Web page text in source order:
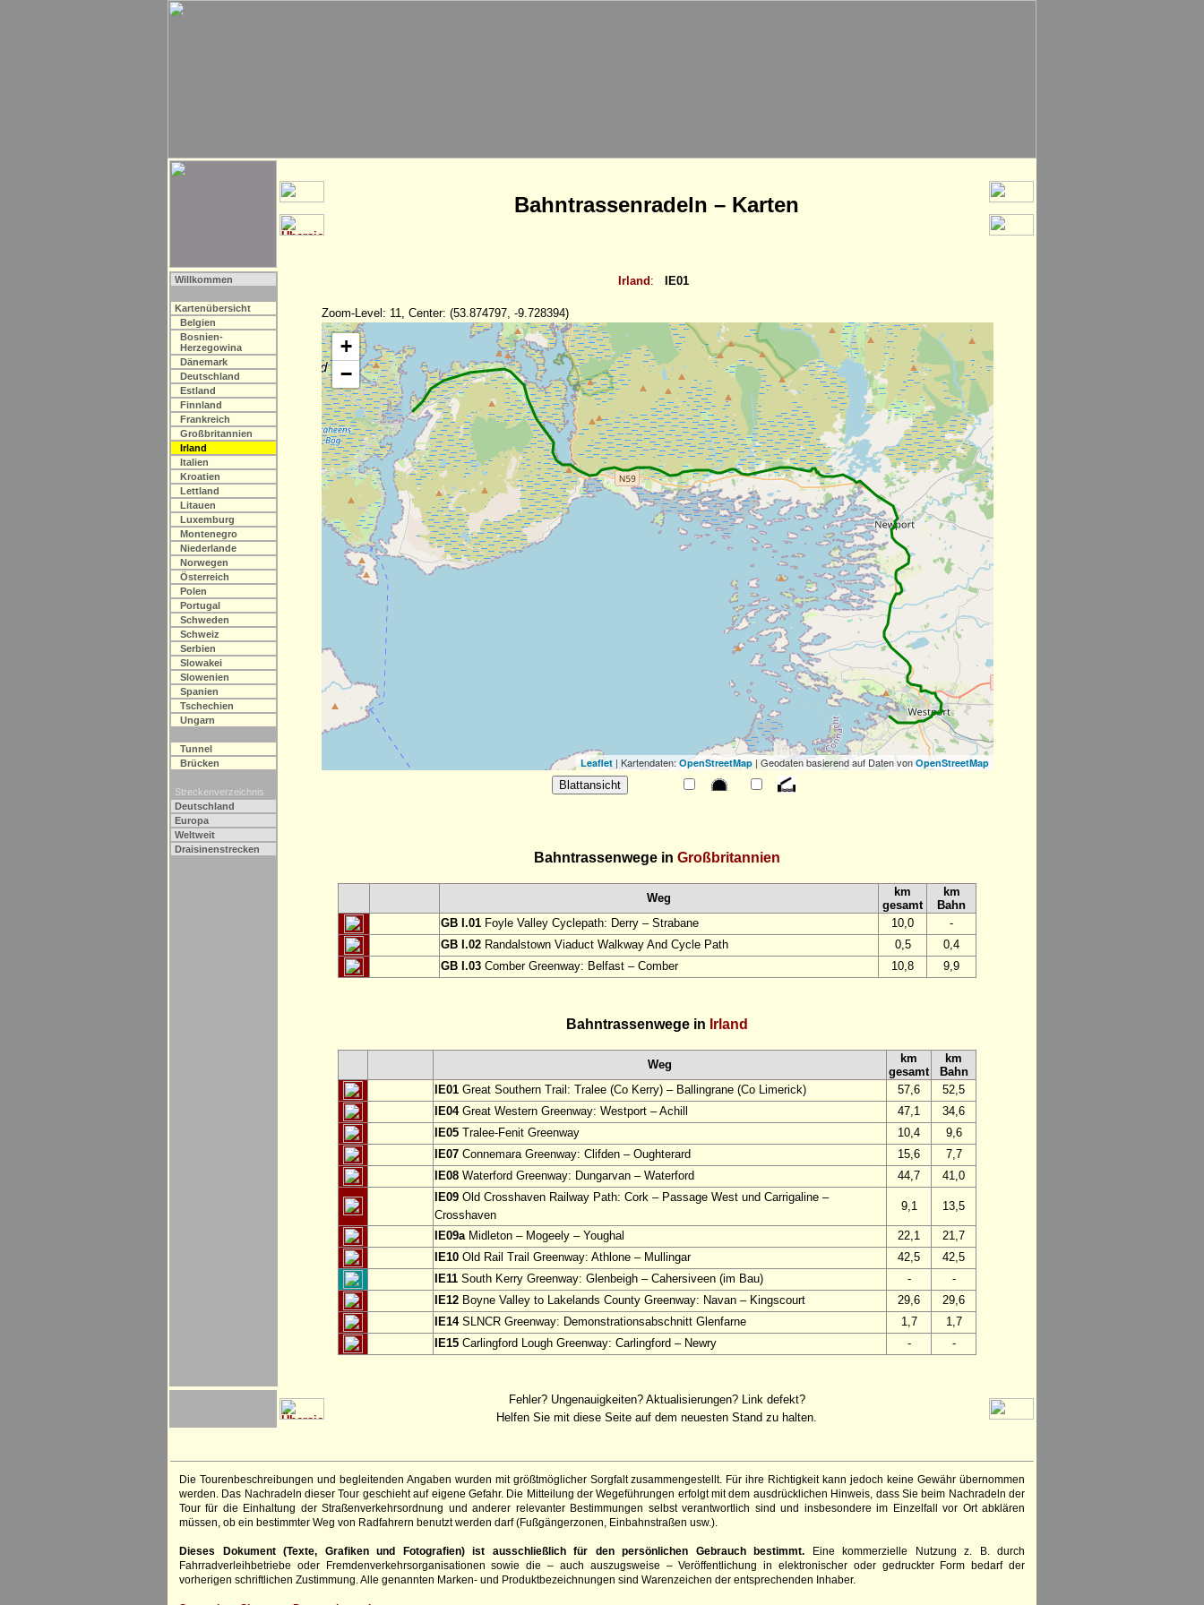
Bahntrassenradeln – Karten
Willkommen
Kartenübersicht
Belgien
Bosnien-
Herzegowina
Dänemark
Deutschland
Estland
Finnland
Frankreich
Großbritannien
Irland
Italien
Kroatien
Lettland
Litauen
Luxemburg
Montenegro
Niederlande
Norwegen
Österreich
Polen
Portugal
Schweden
Schweiz
Serbien
Slowakei
Slowenien
Spanien
Tschechien
Ungarn
Tunnel
Brücken
Streckenverzeichnis
Deutschland
Europa
Weltweit
Draisinenstrecken
Irland : IE01
Zoom-Level: 11, Center: (53.874797, -9.728394)
+
−
Leaflet| Kartendaten: OpenStreetMap| Geodaten basierend auf Daten von OpenStreetMap
Bahntrassenwege in Großbritannien
Weg
km
gesamt
km
Bahn
GB I.01 Foyle Valley Cyclepath: Derry – Strabane 10,0
-
GB I.02 Randalstown Viaduct Walkway And Cycle Path 0,5
0,4
GB I.03 Comber Greenway: Belfast – Comber 10,8 9,9
Bahntrassenwege in Irland
Weg
km
gesamt
km
Bahn
IE01 Great Southern Trail: Tralee (Co Kerry) – Ballingrane (Co Limerick) 57,6
52,5
IE04Great Western Greenway: Westport – Achill 47,1
34,6
IE05 Tralee-Fenit Greenway 10,4
9,6
IE07 Connemara Greenway: Clifden – Oughterard 15,6
7,7
IE08 Waterford Greenway: Dungarvan – Waterford 44,7
41,0
IE09 Old Crosshaven Railway Path: Cork – Passage West und Carrigaline –
Crosshaven
9,1 13,5
IE09aMidleton – Mogeely – Youghal 22,1
21,7
IE10 Old Rail Trail Greenway: Athlone – Mullingar 42,5
42,5
IE11 South Kerry Greenway: Glenbeigh – Cahersiveen (im Bau) -
-
IE12 Boyne Valley to Lakelands County Greenway: Navan – Kingscourt 29,6
29,6
IE14SLNCR Greenway: Demonstrationsabschnitt Glenfarne 1,7
1,7
IE15 Carlingford Lough Greenway: Carlingford – Newry - -
Fehler? Ungenauigkeiten? Aktualisierungen? Link defekt?
Helfen Sie mit diese Seite auf dem neuesten Stand zu halten.
Die Tourenbeschreibungen und begleitenden Angaben wurden mit größtmöglicher Sorgfalt zusammengestellt. Für ihre Richtigkeit kann jedoch keine Gewähr übernommen
werden. Das Nachradeln dieser Tour geschieht auf eigene Gefahr. Die Mitteilung der Wegeführungen erfolgt mit dem ausdrücklichen Hinweis, dass Sie beim Nachradeln der
Tour für die Einhaltung der Straßenverkehrsordnung und anderer relevanter Bestimmungen selbst verantwortlich sind und insbesondere im Einzelfall vor Ort abklären
müssen, ob ein bestimmter Weg von Radfahrern benutzt werden darf (Fußgängerzonen, Einbahnstraßen usw.).
Dieses Dokument (Texte, Grafiken und Fotografien) ist ausschließlich für den persönlichen Gebrauch bestimmt. Eine kommerzielle Nutzung z. B. durch
Fahrradverleihbetriebe oder Fremdenverkehrsorganisationen sowie die – auch auszugsweise – Veröffentlichung in elektronischer oder gedruckter Form bedarf der
vorherigen schriftlichen Zustimmung. Alle genannten Marken- und Produktbezeichnungen sind Warenzeichen der entsprechenden Inhaber.